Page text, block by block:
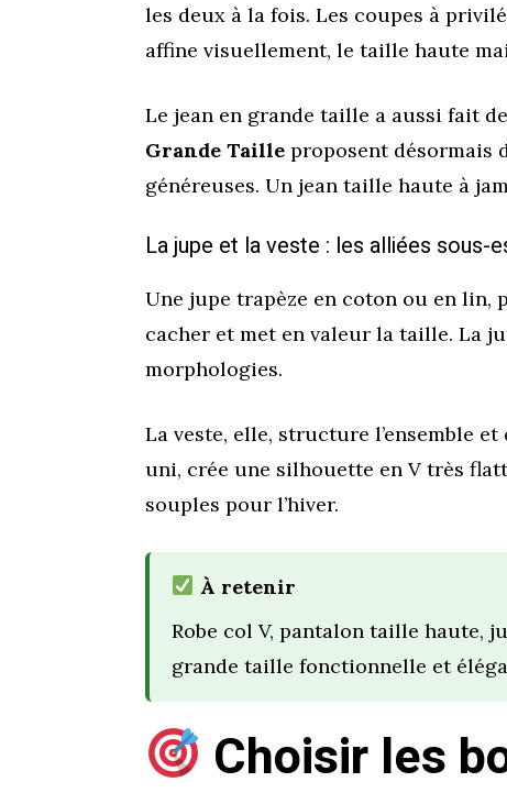
les deux à la fois. Les coupes à
affine visuellement, le taille haute
Le jean en grande taille a aussi fait
Grande Taille proposent désormais
généreuses. Un jean taille haute à
La jupe et la veste : les alliées sous-
Une jupe trapèze en coton ou en lin,
cacher et met en valeur la taille. La
morphologies.
La veste, elle, structure l’ensemble
uni, crée une silhouette en V très
souples pour l’hiver.
À retenir
Robe col V, pantalon taille haute,
grande taille fonctionnelle et
Choisir les